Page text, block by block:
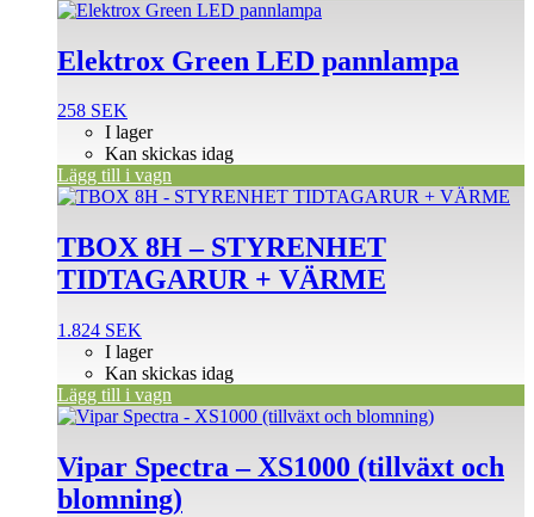
Elektrox Green LED pannlampa
258 SEK
I lager
Kan skickas idag
Lägg till i vagn
TBOX 8H – STYRENHET
TIDTAGARUR + VÄRME
1.824 SEK
I lager
Kan skickas idag
Lägg till i vagn
Vipar Spectra – XS1000 (tillväxt och
blomning)